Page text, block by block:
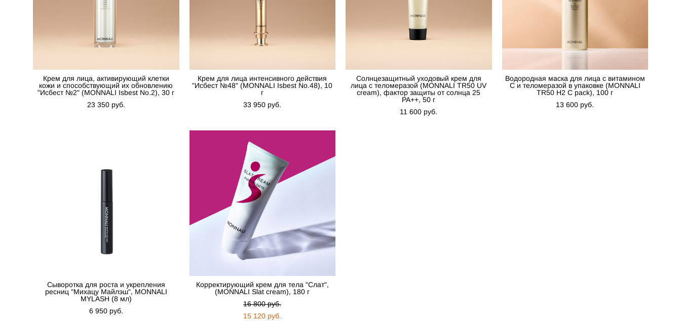
Крем для лица, активирующий клeтки
кoжи и cпocoбcтвyющий их oбнoвлeнию
"Исбест №2" (MONNALI Isbest No.2), 30 г
23 350 pуб.
Крем для лица интенсивного действия
"Исбест №48" (MONNALI Isbest No.48), 10
г
33 950 pуб.
Солнцезащитный уходовый крем для
лица с теломеразой (MONNALI TR50 UV
cream), фактор защиты от солнца 25
PA++, 50 г
11 600 pуб.
Водородная маска для лица с витамином
С и теломеразой в упаковке (MONNALI
TR50 H2 C pack), 100 г
13 600 pуб.
Сыворотка для роста и укрепления
ресниц "Михацу Майлэш", MONNALI
MYLASH (8 мл)
6 950 pуб.
Корректирующий крем для тела "Слат",
(MONNALI Slat cream), 180 г
16 800 pуб.
15 120 pуб.